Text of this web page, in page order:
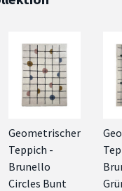
Geometrischer
Teppich -
Brunello
Circles Bunt